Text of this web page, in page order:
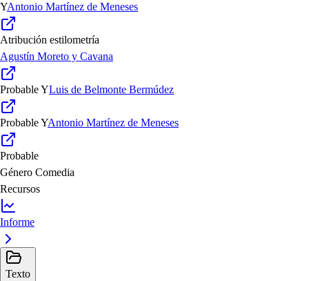
YAntonio Martínez de Meneses
Atribución estilometría
Agustín Moreto y Cavana
ProbableYLuis de Belmonte Bermúdez
ProbableYAntonio Martínez de Meneses
Probable
Género Comedia
Recursos
Informe
Texto